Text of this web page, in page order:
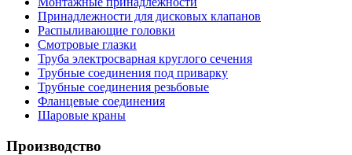
Принадлежности для дисковых клапанов
Распыливающие головки
Смотровые глазки
Труба электросварная круглого сечения
Трубные соединения под приварку
Трубные соединения резьбовые
Фланцевые соединения
Шаровые краны
Производство